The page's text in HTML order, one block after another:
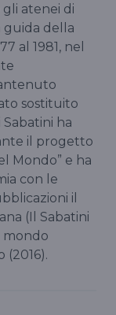
atenei di
guida della
al 1981, nel
sostituito
ha
il progetto
Mondo” e ha
con le
il
(Il Sabatini
mondo
(2016).